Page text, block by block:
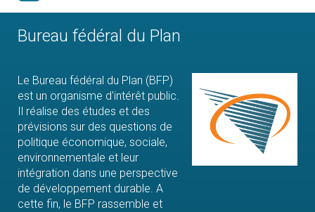
Bureau fédéral du Plan
Le Bureau fédéral du Plan (BFP)
est un organisme d'intérêt public.
Il réalise des études et des
prévisions sur des questions de
politique économique, sociale,
environnementale et leur
intégration dans une perspective
de développement durable. A
cette fin, le BFP rassemble et